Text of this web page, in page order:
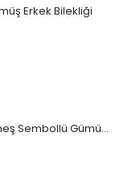
Erkek Bilekliği
Mardin Hasırı El İşçiliği Güneş Sembollü Gümüş Erkek Bileklik